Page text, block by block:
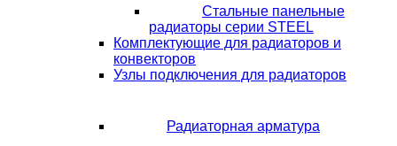
Стальные панельные
радиаторы серии STEEL
Комплектующие для радиаторов и
конвекторов
Узлы подключения для радиаторов
Радиаторная арматура